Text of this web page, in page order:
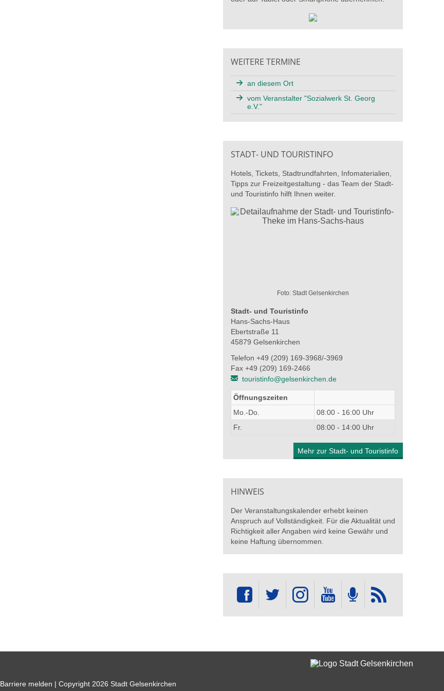
WEITERE TERMINE
an diesem Ort
vom Veranstalter "Sozialwerk St. Georg
e.V."
STADT- UND TOURISTINFO
Hotels, Tickets, Stadtrundfahrten, Infomaterialien,
Tipps zur Freizeitgestaltung - das Team der Stadt-
und Touristinfo hilft Ihnen weiter.
Foto: Stadt Gelsenkirchen
Stadt- und Touristinfo
Hans-Sachs-Haus
Ebertstraße 11
45879 Gelsenkirchen
Telefon +49 (209) 169-3968/-3969
Fax +49 (209) 169-2466
touristinfo@gelsenkirchen.de
Öffnungszeiten
Mo.-Do.
08:00 - 16:00 Uhr
Fr.
08:00 - 14:00 Uhr
Mehr zur Stadt- und Touristinfo
HINWEIS
Der Veranstaltungskalender erhebt keinen
Anspruch auf Vollständigkeit. Für die Aktualität und
Richtigkeit aller Angaben wird keine Gewähr und
keine Haftung übernommen.
Barriere melden | Copyright 2026 Stadt Gelsenkirchen